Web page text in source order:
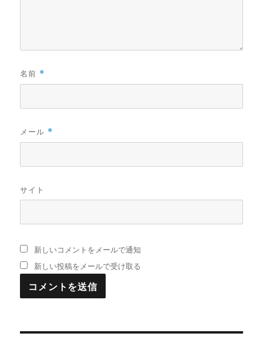
名前 *
メール *
サイト
新しいコメントをメールで通知
新しい投稿をメールで受け取る